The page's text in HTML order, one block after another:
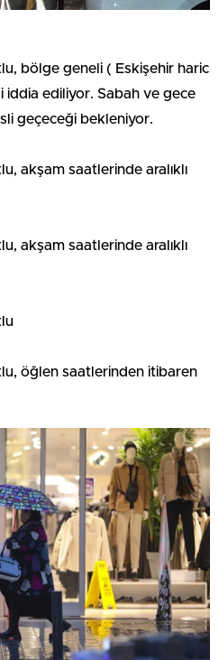
bölge geneli ( Eskişehir haric
iddia ediliyor. Sabah ve gece
geçeceği bekleniyor.
akşam saatlerinde aralıklı
akşam saatlerinde aralıklı
öğlen saatlerinden itibaren